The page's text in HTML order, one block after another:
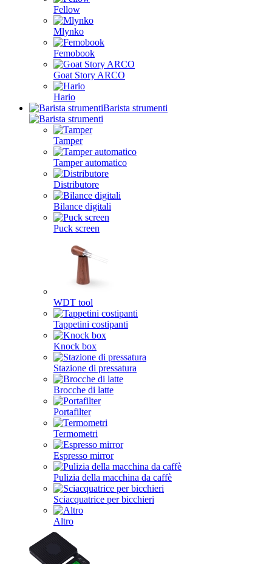
Fellow
Mlynko
Femobook
Goat Story ARCO
Hario
Barista strumenti
Tamper
Tamper automatico
Distributore
Bilance digitali
Puck screen
WDT tool
Tappetini costipanti
Knock box
Stazione di pressatura
Brocche di latte
Portafilter
Termometri
Espresso mirror
Pulizia della macchina da caffè
Sciacquatrice per bicchieri
Altro